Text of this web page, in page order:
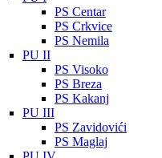
PS Centar
PS Crkvice
PS Nemila
PU II
PS Visoko
PS Breza
PS Kakanj
PU III
PS Zavidovići
PS Maglaj